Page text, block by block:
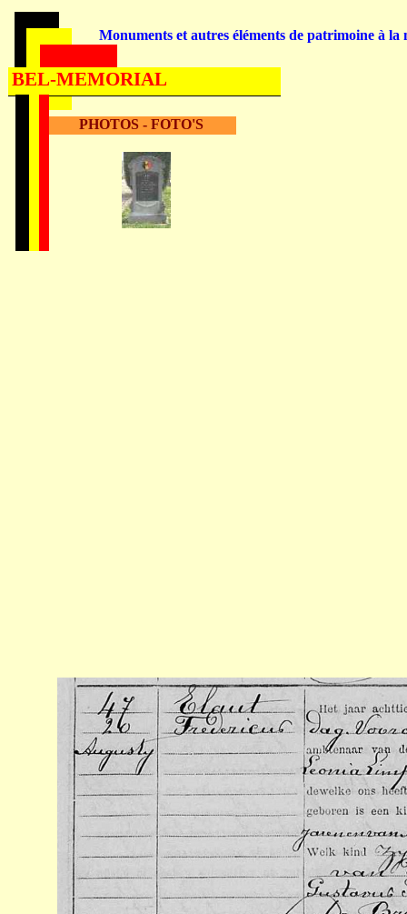
PHOTOS - FOTO'S
Monuments et autres éléments de patrimoine à la
BEL-MEMORIAL